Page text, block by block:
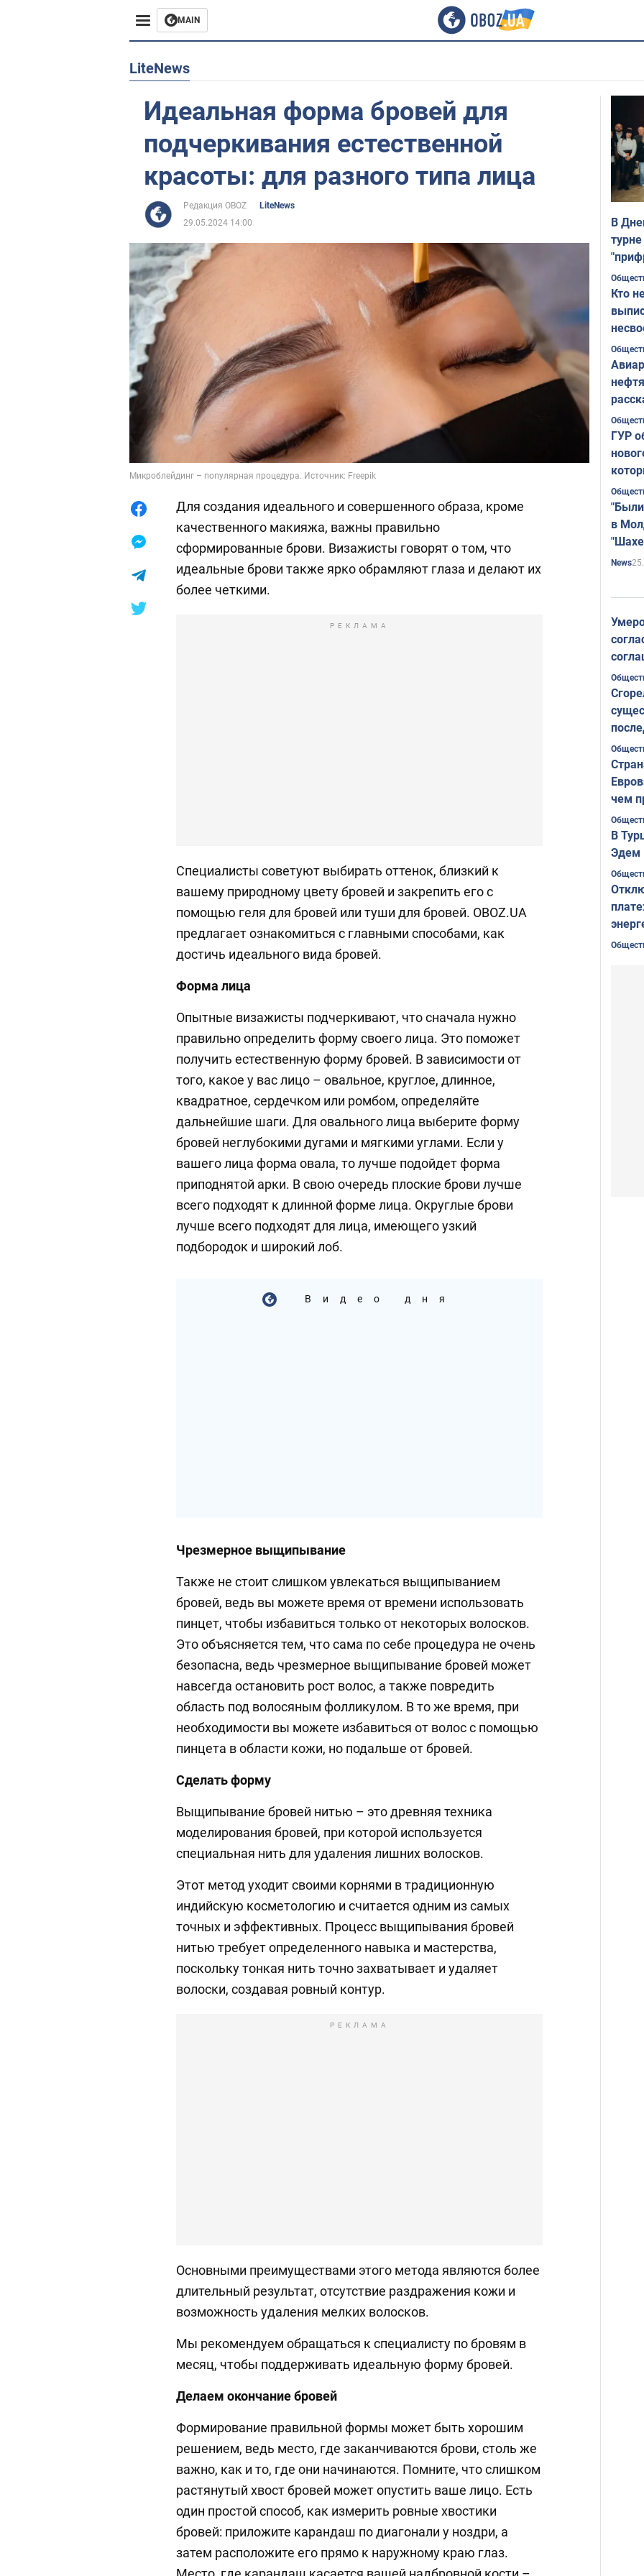
MAIN
Европа
Жизнь
LiteNews
Идеальная форма бровей для
подчеркивания естественной
красоты: для разного типа лица
Редакция OBOZ
LiteNews
29.05.2024 14:00
Микроблейдинг – популярная процедура. Источник: Freepik
Для создания идеального и совершенного образа, кроме
качественного макияжа, важны правильно
сформированные брови. Визажисты говорят о том, что
идеальные брови также ярко обрамляют глаза и делают их
более четкими.
РЕКЛАМА
Специалисты советуют выбирать оттенок, близкий к
вашему природному цвету бровей и закрепить его с
помощью геля для бровей или туши для бровей. OBOZ.UA
предлагает ознакомиться с главными способами, как
достичь идеального вида бровей.
Форма лица
Опытные визажисты подчеркивают, что сначала нужно
правильно определить форму своего лица. Это поможет
получить естественную форму бровей. В зависимости от
того, какое у вас лицо – овальное, круглое, длинное,
квадратное, сердечком или ромбом, определяйте
дальнейшие шаги. Для овального лица выберите форму
бровей неглубокими дугами и мягкими углами. Если у
вашего лица форма овала, то лучше подойдет форма
приподнятой арки. В свою очередь плоские брови лучше
всего подходят к длинной форме лица. Округлые брови
лучше всего подходят для лица, имеющего узкий
подбородок и широкий лоб.
Видео дня
Чрезмерное выщипывание
Также не стоит слишком увлекаться выщипыванием
бровей, ведь вы можете время от времени использовать
пинцет, чтобы избавиться только от некоторых волосков.
Это объясняется тем, что сама по себе процедура не очень
безопасна, ведь чрезмерное выщипывание бровей может
навсегда остановить рост волос, а также повредить
область под волосяным фолликулом. В то же время, при
необходимости вы можете избавиться от волос с помощью
пинцета в области кожи, но подальше от бровей.
Сделать форму
Выщипывание бровей нитью – это древняя техника
моделирования бровей, при которой используется
специальная нить для удаления лишних волосков.
Этот метод уходит своими корнями в традиционную
индийскую косметологию и считается одним из самых
точных и эффективных. Процесс выщипывания бровей
нитью требует определенного навыка и мастерства,
поскольку тонкая нить точно захватывает и удаляет
волоски, создавая ровный контур.
РЕКЛАМА
Основными преимуществами этого метода являются более
длительный результат, отсутствие раздражения кожи и
возможность удаления мелких волосков.
Мы рекомендуем обращаться к специалисту по бровям в
месяц, чтобы поддерживать идеальную форму бровей.
Делаем окончание бровей
Формирование правильной формы может быть хорошим
решением, ведь место, где заканчиваются брови, столь же
важно, как и то, где они начинаются. Помните, что слишком
растянутый хвост бровей может опустить ваше лицо. Есть
один простой способ, как измерить ровные хвостики
бровей: приложите карандаш по диагонали у ноздри, а
затем расположите его прямо к наружному краю глаз.
В
Кто
ГУР
в
News
чем
В
Эдем